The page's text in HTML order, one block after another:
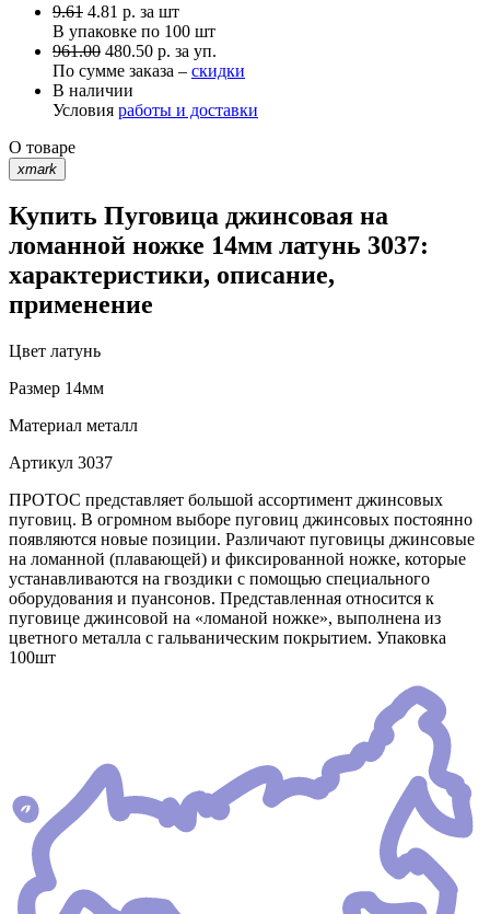
9.61 4.81 р. за шт
В упаковке по 100 шт
961.00 480.50 р. за уп.
По сумме заказа – скидки
В наличии
Условия работы и доставки
О товаре
xmark
Купить Пуговица джинсовая на
ломанной ножке 14мм латунь 3037:
характеристики, описание,
применение
Цвет латунь
Размер 14мм
Материал металл
Артикул 3037
ПРОТОС представляет большой ассортимент джинсовых
пуговиц. В огромном выборе пуговиц джинсовых постоянно
появляются новые позиции. Различают пуговицы джинсовые
на ломанной (плавающей) и фиксированной ножке, которые
устанавливаются на гвоздики с помощью специального
оборудования и пуансонов. Представленная относится к
пуговице джинсовой на «ломаной ножке», выполнена из
цветного металла с гальваническим покрытием. Упаковка
100шт